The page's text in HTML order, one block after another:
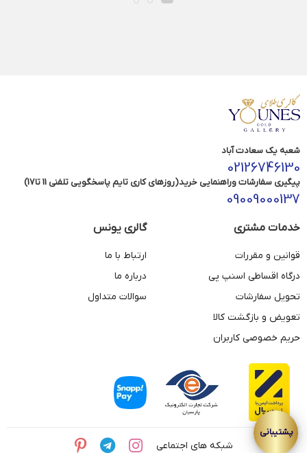
شعبه یک سعادت آباد
02126746130
پیگیری سفارشات وراهنمایی خرید(روزهای کاری تایم پاسخگویی تلفنی 11 تا17)
09009000137
خدمات مشتری
قوانین و مقررات
درگاه اقساطی اسنپ پی
تحویل سفارشات
تعویض و بازگشت کالا
حریم خصوصی کاربران
گالری یونس
ارتباط با ما
درباره ما
سوالات متداول
شبکه های اجتماعی